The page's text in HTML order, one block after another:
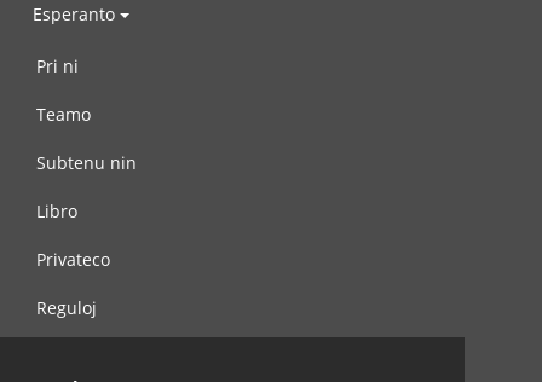
Esperanto
Pri ni
Teamo
Subtenu nin
Libro
Privateco
Reguloj